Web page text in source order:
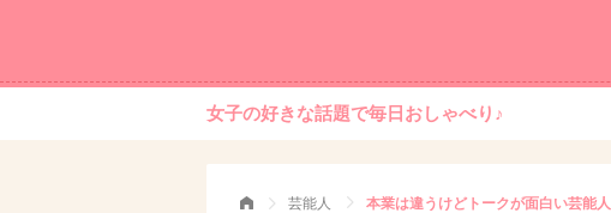
女子の好きな話題で毎日おしゃべり♪
芸能人 本業は違うけどトークが面白い芸能人